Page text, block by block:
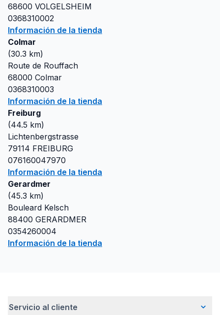
68600 VOLGELSHEIM
0368310002
Información de la tienda
Colmar
(30.3 km)
Route de Rouffach
68000 Colmar
0368310003
Información de la tienda
Freiburg
(44.5 km)
Lichtenbergstrasse
79114 FREIBURG
076160047970
Información de la tienda
Gerardmer
(45.3 km)
Bouleard Kelsch
88400 GERARDMER
0354260004
Información de la tienda
Servicio al cliente